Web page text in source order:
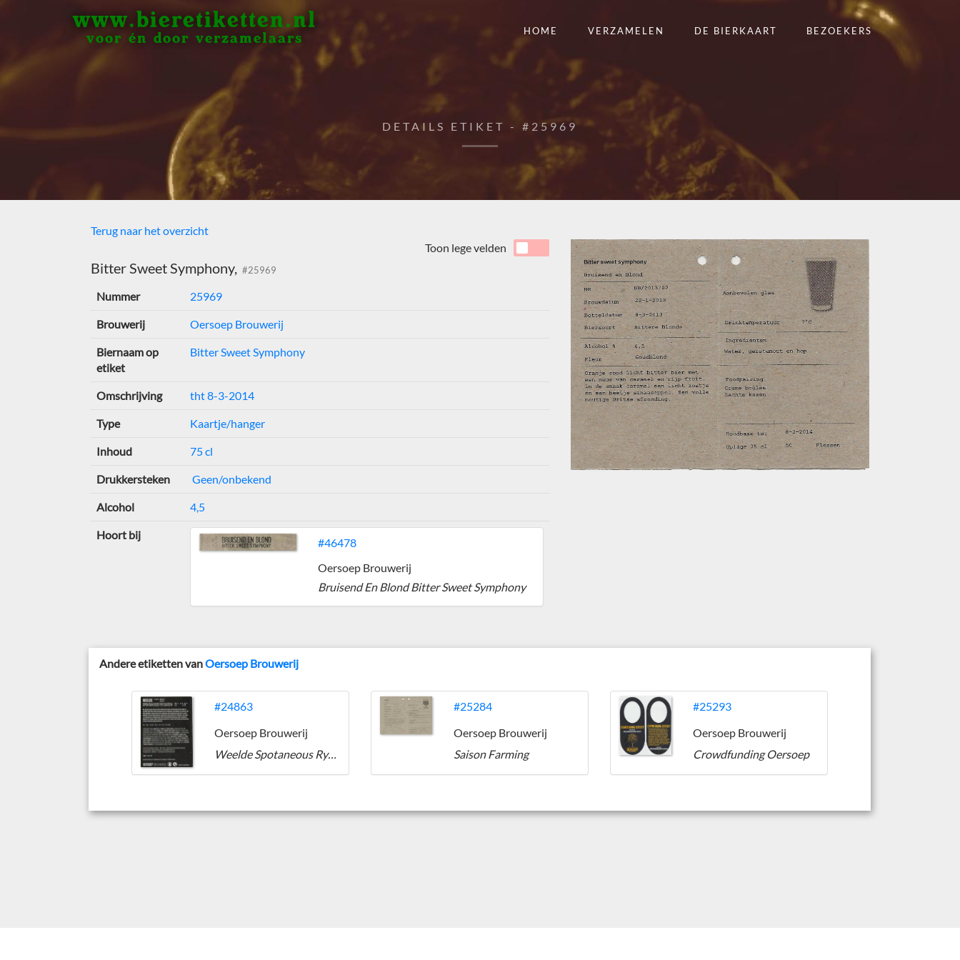
www.bieretiketten.nl
voor én door verzamelaars
HOME VERZAMELEN DE BIERKAART BEZOEKERS
DETAILS ETIKET - #25969
Terug naar het overzicht
Bitter Sweet Symphony, #25969
Toon lege velden
Nummer 25969
Brouwerij Oersoep Brouwerij
Biernaam op
etiket
Bitter Sweet Symphony
Omschrijving tht 8-3-2014
Type Kaartje/hanger
Inhoud 75 cl
Drukkersteken Geen/onbekend
Alcohol 4,5
Hoort bij
#46478
Oersoep Brouwerij
Bruisend En Blond Bitter Sweet Symphony
Andere etiketten vanOersoep Brouwerij
#24863
Oersoep Brouwerij
Weelde Spotaneous Rye Saison
#25284
Oersoep Brouwerij
Saison Farming
#25293
Oersoep Brouwerij
Crowdfunding Oersoep